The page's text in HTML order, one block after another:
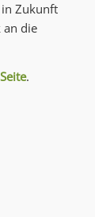
in Zukunft
an die
.